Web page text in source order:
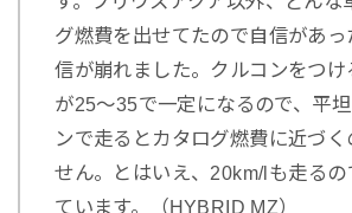
グ燃費を出せてたので自信があっ
信が崩れました。クルコンをつけ
が25～35で一定になるので、平
ンで走るとカタログ燃費に近づく
せん。とはいえ、20km/lも走るの
ています。（HYBRID MZ）